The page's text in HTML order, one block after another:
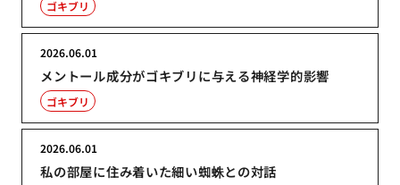
ゴキブリ
メントール成分がゴキブリに与える神経学的影響
2026.06.01
ゴキブリ
私の部屋に住み着いた細い蜘蛛との対話
2026.06.01